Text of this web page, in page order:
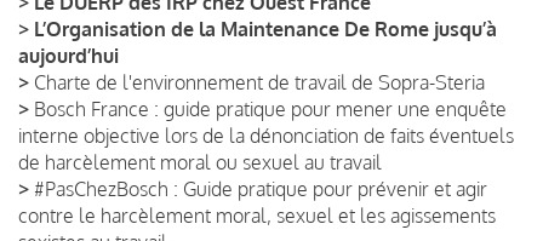
> L’Organisation de la Maintenance De Rome jusqu’à
aujourd’hui
> Charte de l'environnement de travail de Sopra-Steria
> Bosch France : guide pratique pour mener une enquête
interne objective lors de la dénonciation de faits éventuels
de harcèlement moral ou sexuel au travail
> #PasChezBosch : Guide pratique pour prévenir et agir
contre le harcèlement moral, sexuel et les agissements